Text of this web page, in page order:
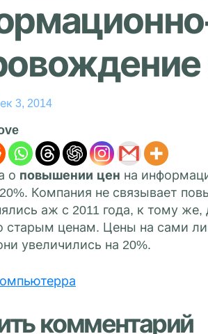
3, 2014
о повышении цен на
Компания не связывает
аж с 2011 года, к тому
старым ценам. Цены на сами
увеличились на 20%.
комментарий